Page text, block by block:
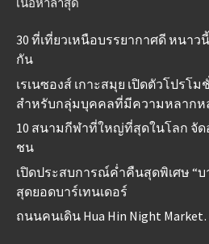
เนื้อหาล่าสุด
30 ที่เที่ยวเหนือบรรยากาศดี หนา
กัน
เรเนซองส์ เกาะสมุย เปิดตัวโปรโ
สำหรับกลุ่มบุคคลที่มีความหลากหล
10 สนามกีฬาที่ใหญ่ที่สุดในโลก จั
ชน
เปิดประสบการณ์ค่ำคืนสุดพิเศษ “บ
สุดยอดบาร์เทนเดอร์
ถนนคนเดิน Hua Hin Night